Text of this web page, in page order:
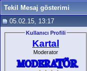
Tekil Mesaj gösterimi
05.02.15, 13:17
Kullanıcı Profili
Kartal
Moderator